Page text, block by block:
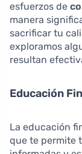
esfuerzos de
manera
sacrificar tu
exploramos
resultan
Educación
La educación
que te permite